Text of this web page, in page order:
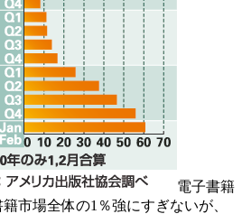
電子書籍
市場全体の1％強にすぎないが、